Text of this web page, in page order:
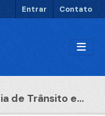
Entrar Contato
de Trânsito e...